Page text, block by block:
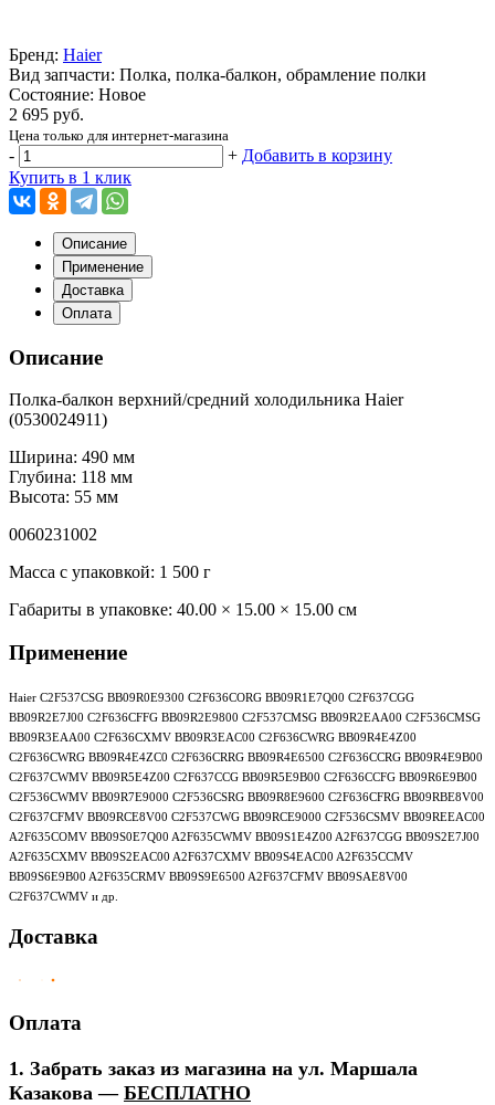
Бренд: Haier
Вид запчасти: Полка, полка-балкон, обрамление полки
Состояние: Новое
2 695 руб.
Цена только для интернет-магазина
- + Добавить в корзину
Купить в 1 клик
Описание
Применение
Доставка
Оплата
Описание
Полка-балкон верхний/средний холодильника Haier
(0530024911)
Ширина: 490 мм
Глубина: 118 мм
Высота: 55 мм
0060231002
Масса с упаковкой: 1 500 г
Габариты в упаковке: 40.00 × 15.00 × 15.00 см
Применение
Haier C2F537CSG BB09R0E9300 C2F636CORG BB09R1E7Q00 C2F637CGG
BB09R2E7J00 C2F636CFFG BB09R2E9800 C2F537CMSG BB09R2EAA00 C2F536CMSG
BB09R3EAA00 C2F636CXMV BB09R3EAC00 C2F636CWRG BB09R4E4Z00
C2F636CWRG BB09R4E4ZC0 C2F636CRRG BB09R4E6500 C2F636CCRG BB09R4E9B00
C2F637CWMV BB09R5E4Z00 C2F637CCG BB09R5E9B00 C2F636CCFG BB09R6E9B00
C2F536CWMV BB09R7E9000 C2F536CSRG BB09R8E9600 C2F636CFRG BB09RBE8V00
C2F637CFMV BB09RCE8V00 C2F537CWG BB09RCE9000 C2F536CSMV BB09REEAC00
A2F635COMV BB09S0E7Q00 A2F635CWMV BB09S1E4Z00 A2F637CGG BB09S2E7J00
A2F635CXMV BB09S2EAC00 A2F637CXMV BB09S4EAC00 A2F635CCMV
BB09S6E9B00 A2F635CRMV BB09S9E6500 A2F637CFMV BB09SAE8V00
C2F637CWMV и др.
Доставка
Оплата
1. Забрать заказ из магазина на ул. Маршала
Казакова — БЕСПЛАТНО